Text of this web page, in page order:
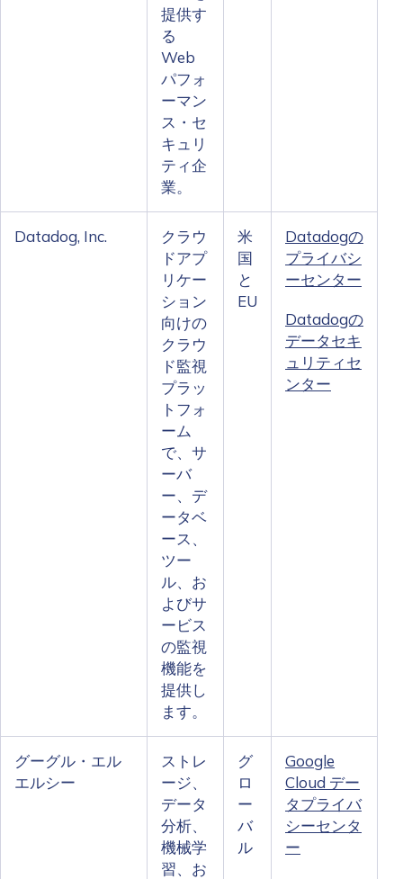
提供す
る
Web
パフォ
ーマン
ス・セ
キュリ
ティ企
業。
Datadog, Inc.
クラウ
ドアプ
リケー
ション
向けの
クラウ
ド監視
プラッ
トフォ
ーム
で、サ
ーバ
ー、デ
ータベ
ース、
ツー
ル、お
よびサ
ービス
の監視
機能を
提供し
ます。
米
国
と
EU
Datadogの
プライバシ
ーセンター
Datadogの
データセキ
ュリティセ
ンター
グーグル・エル
エルシー
ストレ
ージ、
データ
分析、
機械学
習、お
グ
ロ
ー
バ
ル
Google
Cloud デー
タプライバ
シーセンタ
ー